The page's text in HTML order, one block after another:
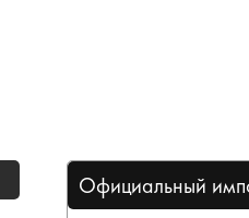
Официальный